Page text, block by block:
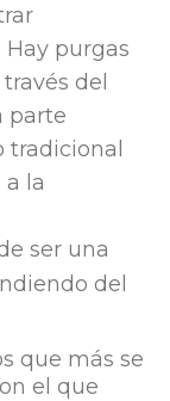
purgas
del
parte
tradicional
la
ser una
del
que más se
el que